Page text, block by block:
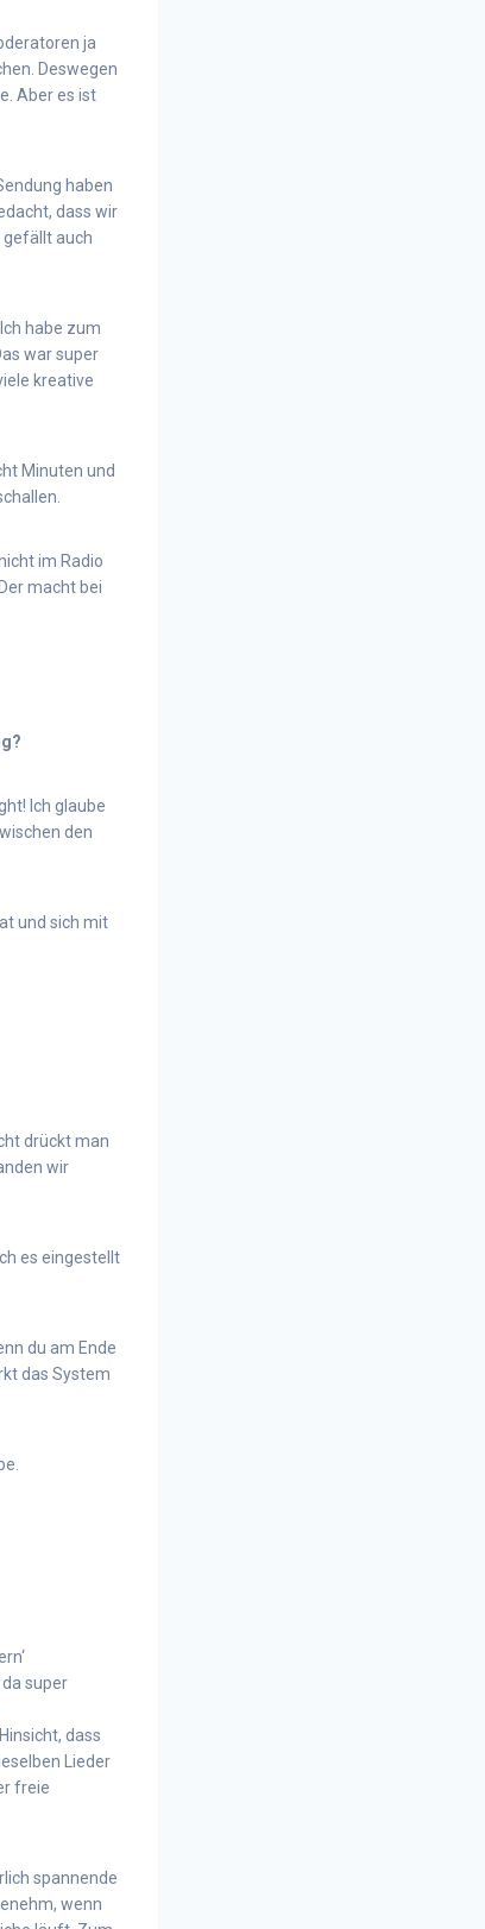
ja
Deswegen
Aber es ist
haben
dass wir
gefällt auch
habe zum
war super
kreative
Minuten und
im Radio
macht bei
Ich glaube
den
und sich mit
drückt man
wir
es eingestellt
du am Ende
das System
super
dass
Lieder
freie
spannende
wenn